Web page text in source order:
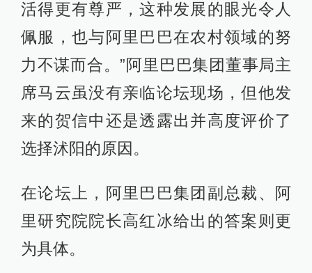
活得更有尊严，这种发展的眼光令人
佩服，也与阿里巴巴在农村领域的努
力不谋而合。”阿里巴巴集团董事局主
席马云虽没有亲临论坛现场，但他发
来的贺信中还是透露出并高度评价了
选择沭阳的原因。
在论坛上，阿里巴巴集团副总裁、阿
里研究院院长高红冰给出的答案则更
为具体。